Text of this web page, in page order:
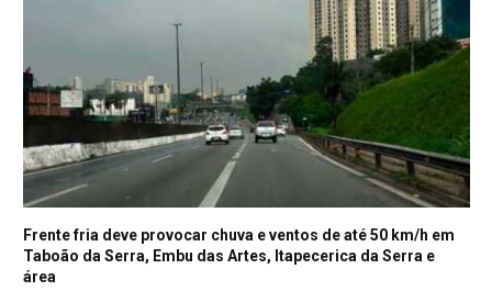
Frente fria deve provocar chuva e ventos de até 50 km/h em
Taboão da Serra, Embu das Artes, Itapecerica da Serra e
área